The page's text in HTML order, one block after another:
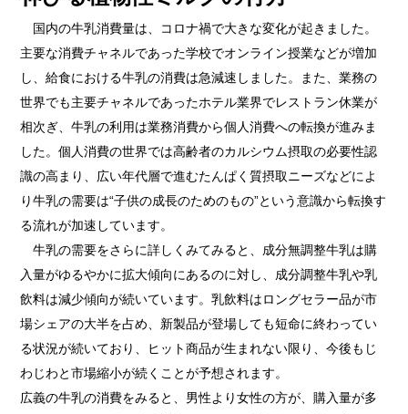
国内の牛乳消費量は、コロナ禍で大きな変化が起きました。
主要な消費チャネルであった学校でオンライン授業などが増加
し、給食における牛乳の消費は急減速しました。また、業務の
世界でも主要チャネルであったホテル業界でレストラン休業が
相次ぎ、牛乳の利用は業務消費から個人消費への転換が進みま
した。個人消費の世界では高齢者のカルシウム摂取の必要性認
識の高まり、広い年代層で進むたんぱく質摂取ニーズなどによ
り牛乳の需要は“子供の成長のためのもの”という意識から転換す
る流れが加速しています。
牛乳の需要をさらに詳しくみてみると、成分無調整牛乳は購
入量がゆるやかに拡大傾向にあるのに対し、成分調整牛乳や乳
飲料は減少傾向が続いています。乳飲料はロングセラー品が市
場シェアの大半を占め、新製品が登場しても短命に終わってい
る状況が続いており、ヒット商品が生まれない限り、今後もじ
わじわと市場縮小が続くことが予想されます。
広義の牛乳の消費をみると、男性より女性の方が、購入量が多